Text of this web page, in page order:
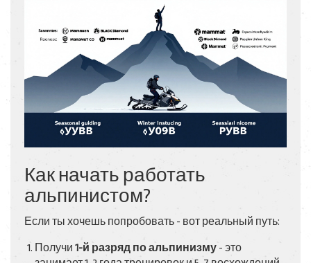
Как начать работать
альпинистом?
Если ты хочешь попробовать - вот реальный путь:
Получи 1-й разряд по альпинизму - это